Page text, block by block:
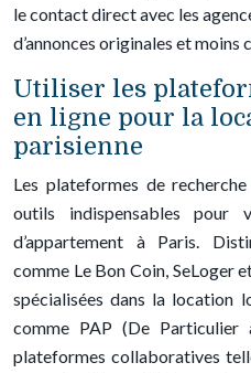
le contact direct avec les
d’annonces originales et moins
Utiliser les
en ligne pour la
parisienne
Les plateformes de
outils indispensables pour
d’appartement à Paris.
comme Le Bon Coin, SeLoger
spécialisées dans la location
comme PAP (De Particulier
plateformes collaboratives